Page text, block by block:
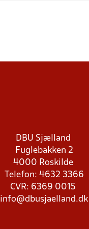
DBU Sjælland
Fuglebakken 2
4000 Roskilde
Telefon: 4632 3366
CVR: 6369 0015
info@dbusjaelland.dk